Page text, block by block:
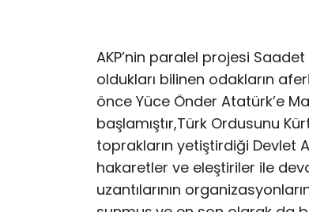
AKP’nin paralel projesi
oldukları bilinen odakların
önce Yüce Önder Atatürk’e
başlamıştır,Türk Ordusunu
toprakların yetiştirdiği Devlet
hakaretler ve eleştiriler ile
uzantılarının